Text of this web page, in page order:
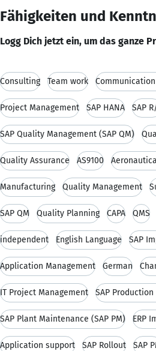
Fähigkeiten und
Logg Dich jetzt ein, um das ganze
Consulting Team work
Project Management SAP HANA SAP
SAP Quality Management (SAP QM)
Quality Assurance AS9100
Manufacturing Quality Management
SAP QM Quality Planning CAPA QMS
independent English Language SAP
Application Management German
IT Project Management SAP Production
SAP Plant Maintenance (SAP PM) ERP
Application support SAP Rollout SAP